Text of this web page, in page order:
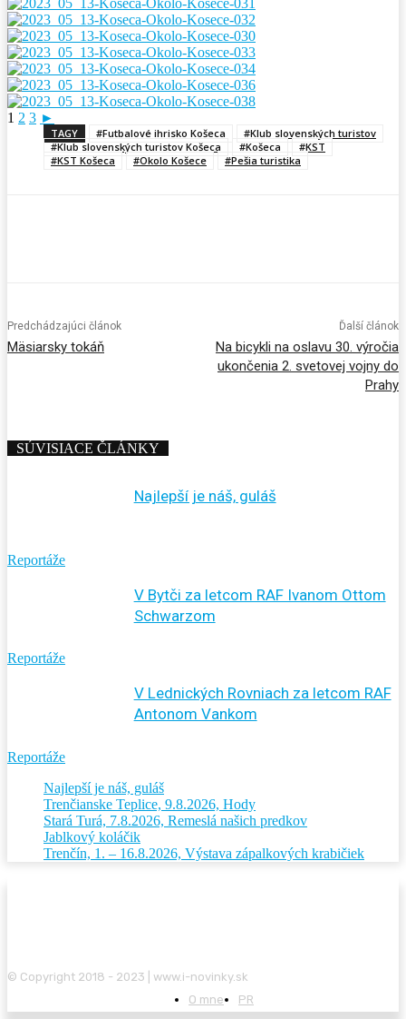
1 2 3 ►
TAGY #Futbalové ihrisko Košeca
#Klub slovenských turistov
#Klub slovenských turistov Košeca
#Košeca
#KST
#KST Košeca
#Okolo Košece #Pešia turistika
Predchádzajúci článok
Mäsiarsky tokáň
Ďalší článok
Na bicykli na oslavu 30. výročia
ukončenia 2. svetovej vojny do
Prahy
SÚVISIACE ČLÁNKY
Reportáže
Najlepší je náš, guláš
Reportáže
V Bytči za letcom RAF Ivanom Ottom
Schwarzom
Reportáže
V Lednických Rovniach za letcom RAF
Antonom Vankom
Najlepší je náš, guláš
Trenčianske Teplice, 9.8.2026, Hody
Stará Turá, 7.8.2026, Remeslá našich predkov
Jablkový koláčik
Trenčín, 1. – 16.8.2026, Výstava zápalkových krabičiek
© Copyright 2018 - 2023 | www.i-novinky.sk
O mne
PR